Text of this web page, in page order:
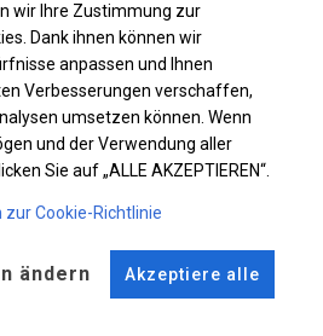
Stahl ca.fi 54 mm
wir Ihre Zustimmung zur
Dank ihnen können wir
anpassen und Ihnen
Verbesserungen verschaffen,
umsetzen können. Wenn
und der Verwendung aller
Sie auf „ALLE AKZEPTIEREN“.
Cookie-Richtlinie
ändern Akzeptiere alle